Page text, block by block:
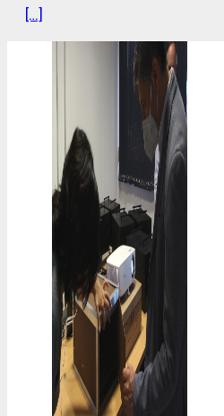
[…]